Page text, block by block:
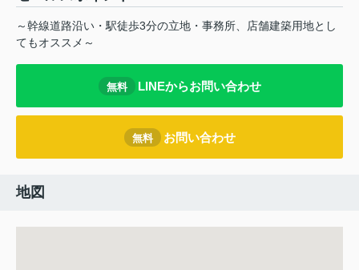
～幹線道路沿い・駅徒歩3分の立地・事務所、店舗建築用地とし
てもオススメ～
無料 LINEからお問い合わせ
無料 お問い合わせ
地図